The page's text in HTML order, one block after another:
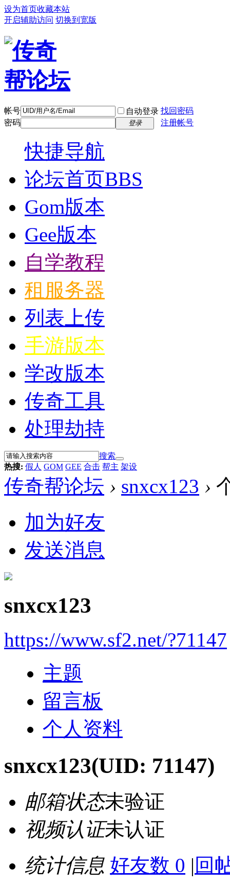
设为首页收藏本站
开启辅助访问 切换到宽版
帐号 自动登录 找回密码
密码
登录 注册帐号
快捷导航
论坛首页BBS
Gom版本
Gee版本
自学教程
租服务器
列表上传
手游版本
学改版本
传奇工具
处理劫持
搜索
热搜: 假人 GOM GEE 合击 帮主 架设
传奇帮论坛 › snxcx123 ›
加为好友
发送消息
snxcx123
https://www.sf2.net/?71147
主题
留言板
个人资料
snxcx123(UID: 71147)
邮箱状态未验证
视频认证未认证
统计信息 好友数 0 | 回